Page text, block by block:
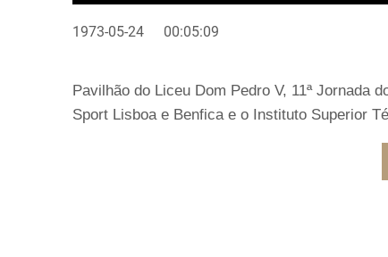
1973-05-24 00:05:09
Pavilhão do Liceu Dom Pedro V, 11ª Jornada
Sport Lisboa e Benfica e o Instituto Superior